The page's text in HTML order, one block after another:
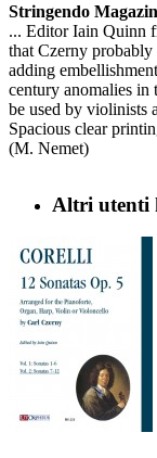
Stringendo
... Editor Iain Quinn
that Czerny probably
adding
century anomalies in
be used by violinists
Spacious clear
(M. Nemet)
Altri utenti